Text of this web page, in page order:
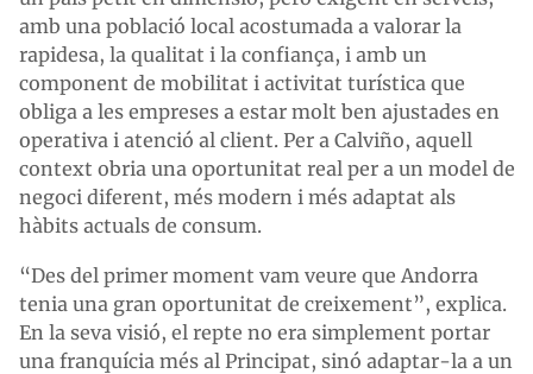
amb una població local acostumada a valorar la
rapidesa, la qualitat i la confiança, i amb un
component de mobilitat i activitat turística que
obliga a les empreses a estar molt ben ajustades en
operativa i atenció al client. Per a Calviño, aquell
context obria una oportunitat real per a un model de
negoci diferent, més modern i més adaptat als
hàbits actuals de consum.
“Des del primer moment vam veure que Andorra
tenia una gran oportunitat de creixement”, explica.
En la seva visió, el repte no era simplement portar
una franquícia més al Principat, sinó adaptar-la a un